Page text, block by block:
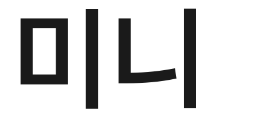
미니